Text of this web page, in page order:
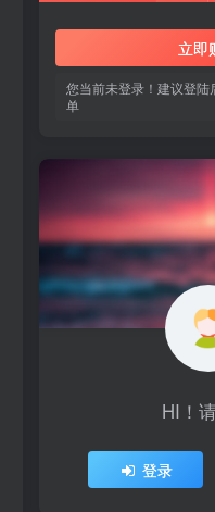
立即
您当前未登录！建议登
单
HI！
登录